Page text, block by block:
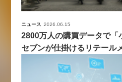
ニュース 2026.06.15
2800万人の購買データで「
セブンが仕掛けるリテール